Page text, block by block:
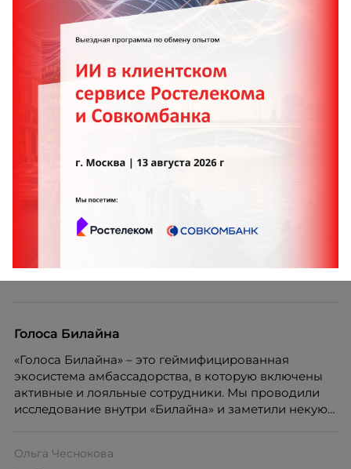
Марина Ускова
нанимать лучших сотрудников
Номинация HIGH PERFORMANCE Carlsberg
Kazakhstan
Голоса Билайна
«Голоса Билайна» – это геймифицированная
экосистема амбассадорства, в которую включены
активные и лояльные сотрудники. Мы проводили
исследование внутри «Билайна» и заметили некую
благодарности и публичного признания.
Ольга Чеснокова